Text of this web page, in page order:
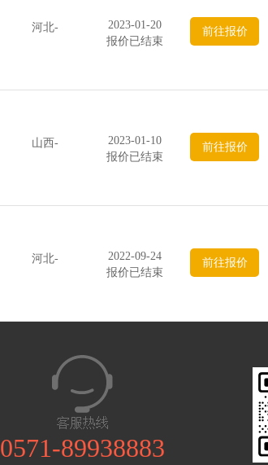
河北-
2023-01-20
报价已结束
前往报价
山西-
2023-01-10
报价已结束
前往报价
河北-
2022-09-24
报价已结束
前往报价
0571-89938883